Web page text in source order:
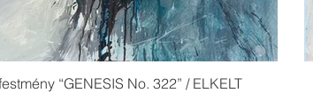
Manajló András festmény “GENESIS No. 322” / ELKELT